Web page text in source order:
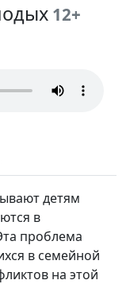
12+
детям
в
проблема
в семейной
на этой
#70
#67